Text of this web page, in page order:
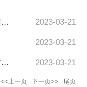
高质量6英寸氧化镓单晶生长关键技术研发 2023-03-21
2023-03-21
高质量直径150 mm碳化硅单晶衬底晶圆技术开发 2023-03-21
<<上一页 下一页>> 尾页